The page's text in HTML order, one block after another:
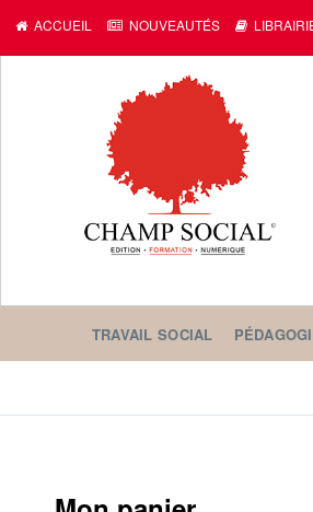
ACCUEIL NOUVEAUTÉS
TRAVAIL SOCIAL